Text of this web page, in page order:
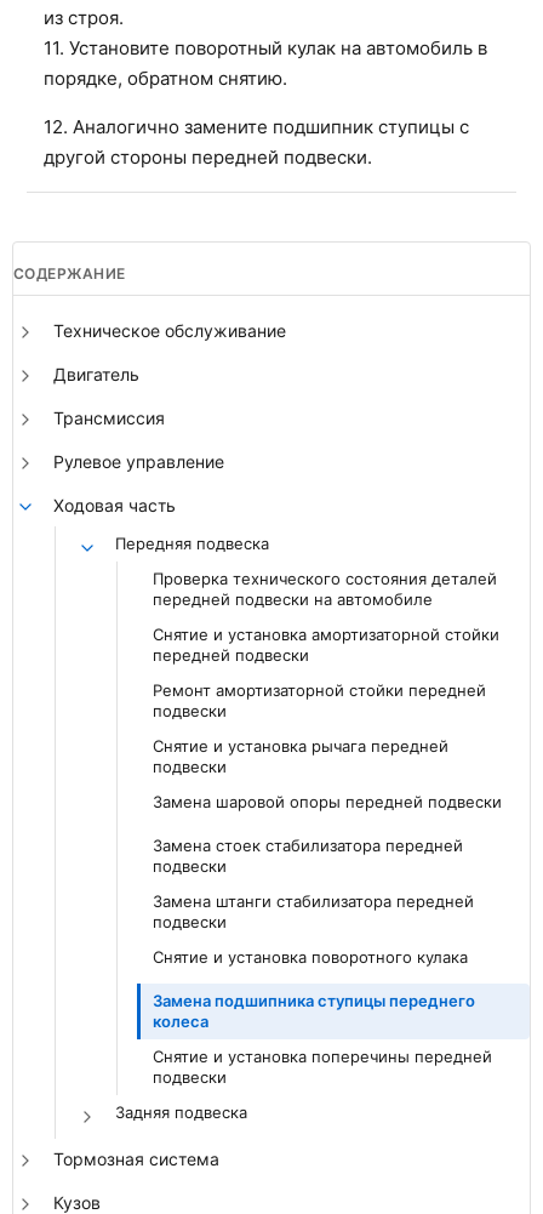
из строя.
11. Установите поворотный кулак на автомобиль в
порядке, обратном снятию.
12. Аналогично замените подшипник ступицы с
другой стороны передней подвески.
СОДЕРЖАНИЕ
Техническое обслуживание
Двигатель
Трансмиссия
Рулевое управление
Ходовая часть
Передняя подвеска
Проверка технического состояния деталей
передней подвески на автомобиле
Снятие и установка амортизаторной стойки
передней подвески
Ремонт амортизаторной стойки передней
подвески
Снятие и установка рычага передней
подвески
Замена шаровой опоры передней подвески
Замена стоек стабилизатора передней
подвески
Замена штанги стабилизатора передней
подвески
Снятие и установка поворотного кулака
Замена подшипника ступицы переднего
колеса
Снятие и установка поперечины передней
подвески
Задняя подвеска
Тормозная система
Кузов